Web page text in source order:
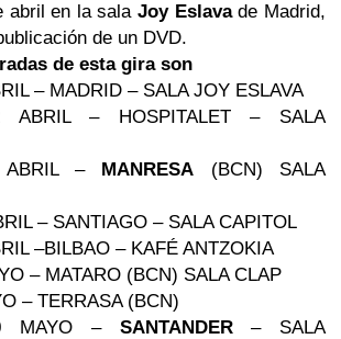
abril en la salaJoy Eslavade Madrid,
de un DVD.
de esta gira son
– MADRID – SALA JOY ESLAVA
ABRIL – HOSPITALET – SALA
– MANRESA (BCN) SALA
– SANTIAGO – SALA CAPITOL
–BILBAO – KAFÉ ANTZOKIA
– MATARO (BCN) SALA CLAP
– TERRASA (BCN)
MAYO – SANTANDER– SALA